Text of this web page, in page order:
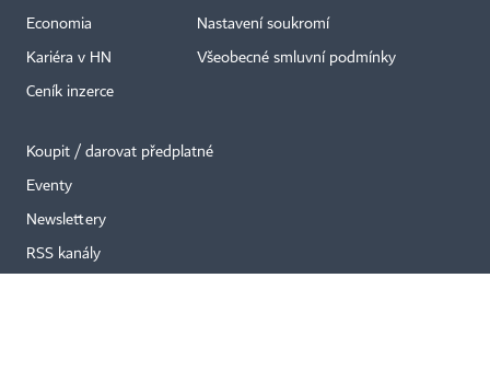
Economia
Kariéra v HN
Ceník inzerce
Nastavení soukromí
Všeobecné smluvní podmínky
Koupit / darovat předplatné
Eventy
Newslettery
RSS kanály